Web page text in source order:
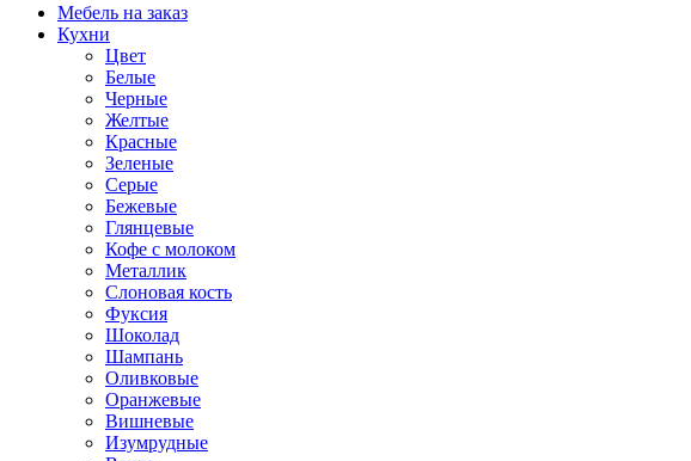
Мебель на заказ
Кухни
Цвет
Белые
Черные
Желтые
Красные
Зеленые
Серые
Бежевые
Глянцевые
Кофе с молоком
Металлик
Слоновая кость
Фуксия
Шоколад
Шампань
Оливковые
Оранжевые
Вишневые
Изумрудные